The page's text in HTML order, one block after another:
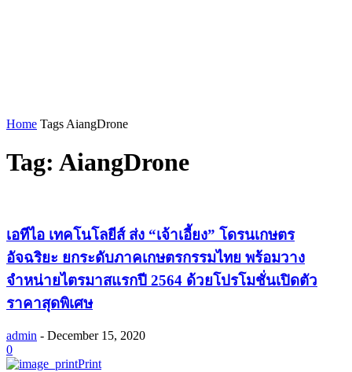
Home Tags AiangDrone
Tag: AiangDrone
เอทีไอ เทคโนโลยีส์ ส่ง “เจ้าเอี้ยง” โดรนเกษตร
อัจฉริยะ ยกระดับภาคเกษตรกรรมไทย พร้อมวาง
จำหน่ายไตรมาสแรกปี 2564 ด้วยโปรโมชั่นเปิดตัว
ราคาสุดพิเศษ
admin - December 15, 2020
0
Print